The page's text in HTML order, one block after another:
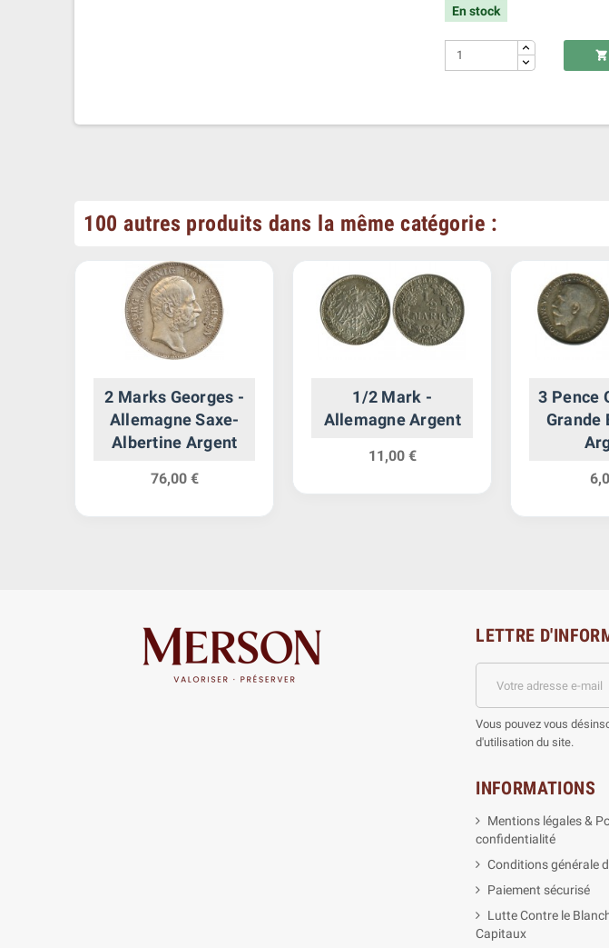
En stock

100 autres produits dans la même catégorie :
2 Marks Georges -
Allemagne Saxe-
Albertine Argent
76,00 €
1/2 Mark -
Allemagne Argent
11,00 €
3 Pence
Grande
LETTRE
Vous pouvez vous
d'utilisation du site.
INFORMATIONS
Mentions légales &
confidentialité
Conditions générale
Paiement sécurisé
Lutte Contre le
Capitaux